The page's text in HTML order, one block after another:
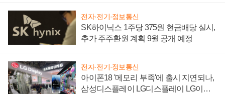
전자·전기·정보통신
SK하이닉스 1주당 375원 현금배당 실시,
추가 주주환원 계획 9월 공개 예정
전자·전기·정보통신
아이폰18 '메모리 부족'에 출시 지연되나,
삼성디스플레이 LG디스플레이 LG이노